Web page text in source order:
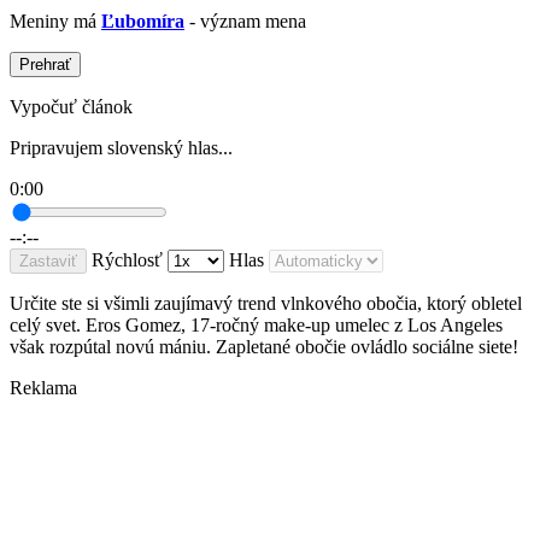
Meniny má Ľubomíra - význam mena
Prehrať
Vypočuť článok
Pripravujem slovenský hlas...
0:00
--:--
Zastaviť Rýchlosť Hlas
Určite ste si všimli zaujímavý trend vlnkového obočia, ktorý obletel
celý svet. Eros Gomez, 17-ročný make-up umelec z Los Angeles
však rozpútal novú mániu. Zapletané obočie ovládlo sociálne siete!
Reklama